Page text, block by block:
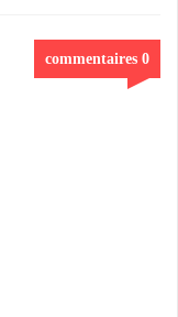
0 commentaires